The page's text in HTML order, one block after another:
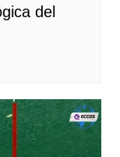
del